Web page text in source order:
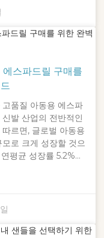
택하는 것이 얼마나
성들이 세련되고 편
어 다양한 옵션을 살
든 공식적인 행사에
가이드를 살펴보겠습
제작된 샌들입니다.
스파드릴 구매를
품질 아동용 에스파
발 산업의 전반적인
르면, 글로벌 아동용
로 크게 성장할 것으
평균 성장률 5.2%를
이 높아지고 있기 때
(step through the
신발을 제공하기 위
니다. 아동용 에스파